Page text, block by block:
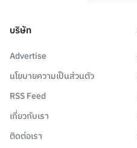
บริษัท
Advertise
นโยบายความเป็นส่วนตัว
RSS Feed
เกี่ยวกับเรา
ติดต่อเรา